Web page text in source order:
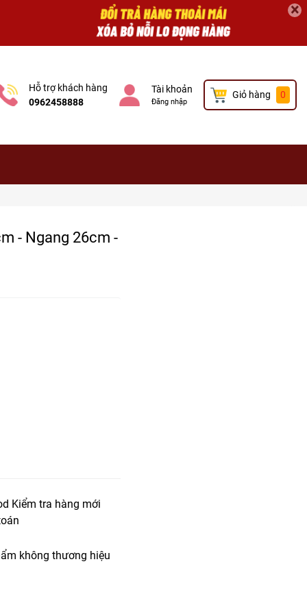
×
Hỗ trợ khách hàng
0962458888
Tài khoản
Đăng nhập
Giỏ hàng 0
- Ngang 26cm -
Kiểm tra hàng mới
không thương hiệu